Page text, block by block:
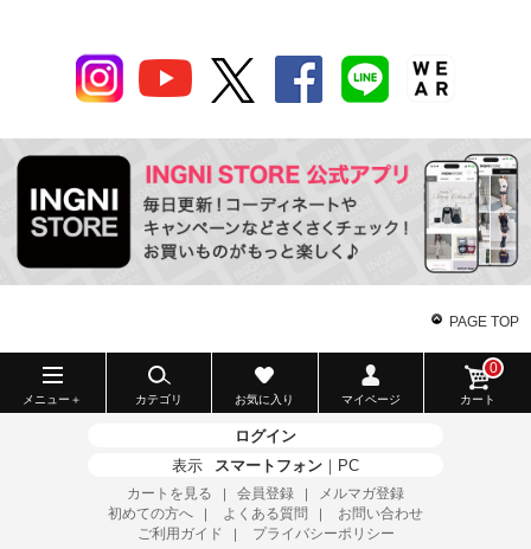
PAGE TOP
メニュー＋ カテゴリ お気に入り マイページ カート
0
ログイン
表示
スマートフォン ｜ PC
カートを見る ｜ 会員登録 ｜
メルマガ登録
初めての方へ
｜ よくある質問 ｜
お問い合わせ
ご利用ガイド
プライバシーポリシー